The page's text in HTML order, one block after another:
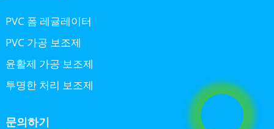
PVC 폼 레귤레이터
PVC 가공 보조제
윤활제 가공 보조제
투명한 처리 보조제
문의하기